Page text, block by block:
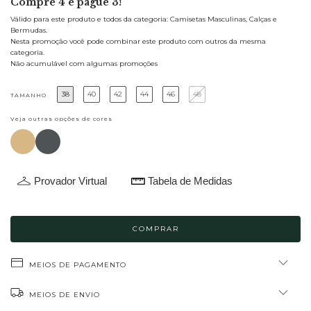
Válido para este produto e todos da categoria: Camisetas Masculinas, Calças e
Bermudas.
Nesta promoção você pode combinar este produto com outros da mesma
categoria.
Não acumulável com algumas promoções
TAMANHO 38 40 42 44 46 48
Veja outras opções de cores
Provador Virtual Tabela de Medidas
MEIOS DE PAGAMENTO
MEIOS DE ENVIO